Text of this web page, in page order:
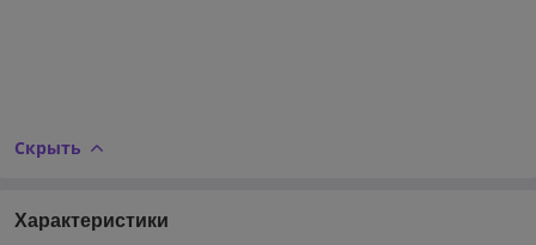
Скрыть
Характеристики